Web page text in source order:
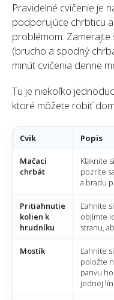
Pravidelné cvičenie je
podporujúce chrbticu
problémom.
(brucho a spodný
minút cvičenia denne
Tu je niekoľko
ktoré môžete robiť
Cvik Popis
Mačací
chrbát
Kľaknite
pozrite
a bradu
Pritiahnutie
kolien k
hrudníku
Ľahnite
objímte
stranu,
Mostík
Ľahnite
položte
panvu
jednej